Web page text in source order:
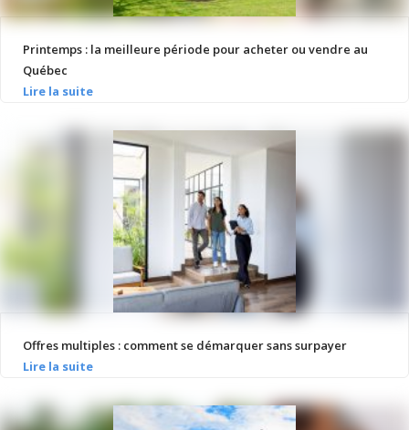
Printemps : la meilleure période pour acheter ou vendre au
Québec
Offres multiples : comment se démarquer sans surpayer